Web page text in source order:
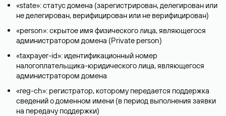
«state»: статус домена (зарегистрирован, делегирован или
не делегирован, верифицирован или не верифицирован)
«person»: скрытое имя физического лица, являющегося
администратором домена (Privatе person)
«taxpayer-id»: идентификационный номер
налогоплательщика-юридического лица, являющегося
администратором домена
«reg-ch»: регистратор, которому передается поддержка
сведений о доменном имени (в период выполнения заявки
на передачу поддержки)